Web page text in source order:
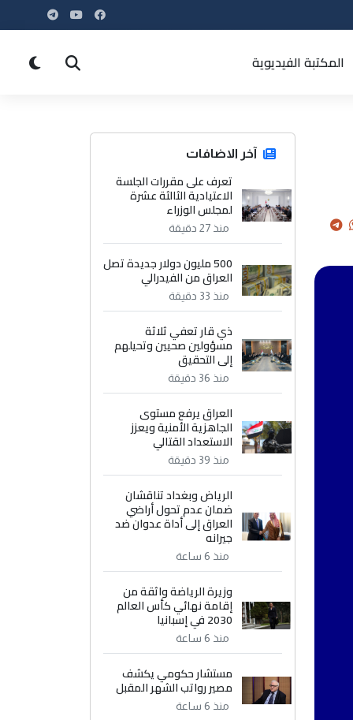
المكتبة الفيديوية
آخر الاضافات
تعرف على مقررات الجلسة
الاعتيادية الثالثة عشرة
لمجلس الوزراء
منذ 27 دقيقة
500 مليون دولار جديدة تصل
العراق من الفيدرالي
منذ 33 دقيقة
ذي قار تعفي ثلاثة
مسؤولين صحيين وتحيلهم
إلى التحقيق
منذ 36 دقيقة
العراق يرفع مستوى
الجاهزية الأمنية ويعزز
الاستعداد القتالي
منذ 39 دقيقة
الرياض وبغداد تناقشان
ضمان عدم تحول أراضي
العراق إلى أداة عدوان ضد
جيرانه
منذ 6 ساعة
وزيرة الرياضة واثقة من
إقامة نهائي كأس العالم
2030 في إسبانيا
منذ 6 ساعة
مستشار حكومي يكشف
مصير رواتب الشهر المقبل
منذ 6 ساعة